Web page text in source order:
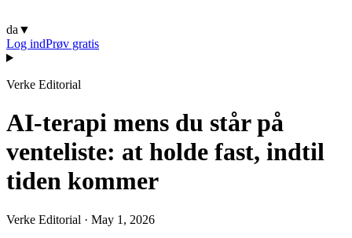
da ▼
Log indPrøv gratis
Verke Editorial
AI-terapi mens du står på
venteliste: at holde fast, indtil
tiden kommer
Verke Editorial · May 1, 2026